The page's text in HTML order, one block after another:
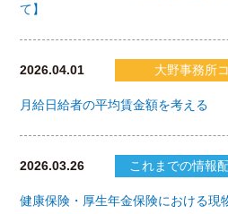
て】
2026.04.01 大野事務所
月給日給者の平均賃金額を考える
2026.03.26 これまでの情報
健康保険・厚生年金保険における現